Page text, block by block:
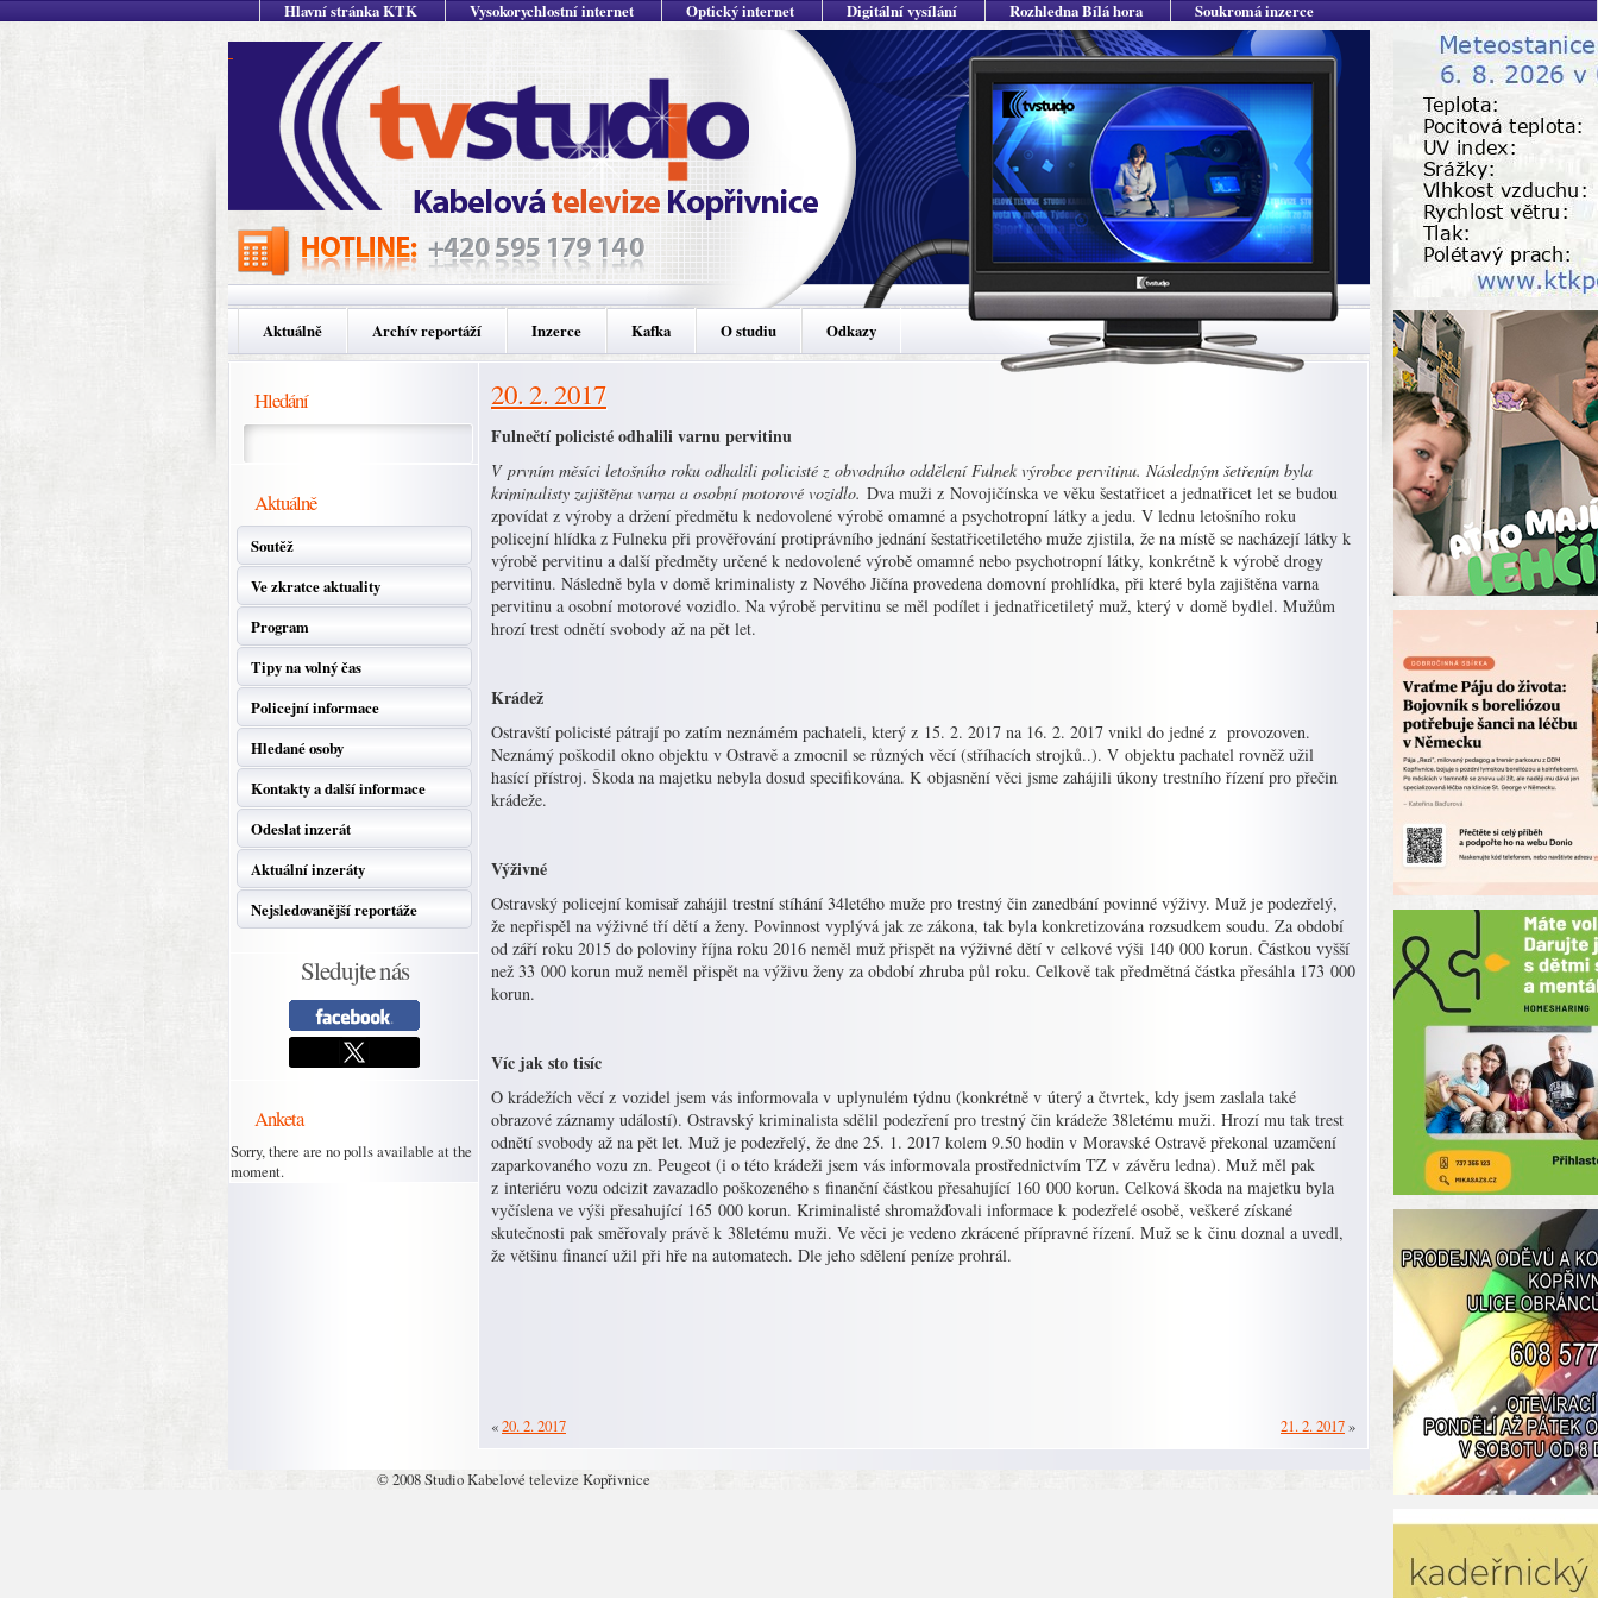
Hlavní stránka KTK Vysokorychlostní internet Optický internet Digitální vysílání Rozhledna Bílá hora Soukromá inzerce
Aktuálně Archív reportáží Inzerce Kafka O studiu Odkazy
Hledání
Aktuálně
Soutěž
Ve zkratce aktuality
Program
Tipy na volný čas
Policejní informace
Hledané osoby
Kontakty a další informace
Odeslat inzerát
Aktuální inzeráty
Nejsledovanější reportáže
Sledujte nás
Anketa
Sorry, there are no polls available at the
moment.
20. 2. 2017
Fulnečtí policisté odhalili varnu pervitinu
V prvním měsíci letošního roku odhalili policisté z obvodního oddělení Fulnek výrobce pervitinu. Následným šetřením byla
kriminalisty zajištěna varna a osobní motorové vozidlo. Dva muži z Novojičínska ve věku šestatřicet a jednatřicet let se budou
zpovídat z výroby a držení předmětu k nedovolené výrobě omamné a psychotropní látky a jedu. V lednu letošního roku
policejní hlídka z Fulneku při prověřování protiprávního jednání šestatřicetiletého muže zjistila, že na místě se nacházejí látky k
výrobě pervitinu a další předměty určené k nedovolené výrobě omamné nebo psychotropní látky, konkrétně k výrobě drogy
pervitinu. Následně byla v domě kriminalisty z Nového Jičína provedena domovní prohlídka, při které byla zajištěna varna
pervitinu a osobní motorové vozidlo. Na výrobě pervitinu se měl podílet i jednatřicetiletý muž, který v domě bydlel. Mužům
hrozí trest odnětí svobody až na pět let.
Krádež
Ostravští policisté pátrají po zatím neznámém pachateli, který z 15. 2. 2017 na 16. 2. 2017 vnikl do jedné z provozoven.
Neznámý poškodil okno objektu v Ostravě a zmocnil se různých věcí (stříhacích strojků..). V objektu pachatel rovněž užil
hasící přístroj. Škoda na majetku nebyla dosud specifikována. K objasnění věci jsme zahájili úkony trestního řízení pro přečin
krádeže.
Výživné
Ostravský policejní komisař zahájil trestní stíhání 34letého muže pro trestný čin zanedbání povinné výživy. Muž je podezřelý,
že nepřispěl na výživné tří dětí a ženy. Povinnost vyplývá jak ze zákona, tak byla konkretizována rozsudkem soudu. Za období
od září roku 2015 do poloviny října roku 2016 neměl muž přispět na výživné dětí v celkové výši 140 000 korun. Částkou vyšší
než 33 000 korun muž neměl přispět na výživu ženy za období zhruba půl roku. Celkově tak předmětná částka přesáhla 173 000
korun.
Víc jak sto tisíc
O krádežích věcí z vozidel jsem vás informovala v uplynulém týdnu (konkrétně v úterý a čtvrtek, kdy jsem zaslala také
obrazové záznamy událostí). Ostravský kriminalista sdělil podezření pro trestný čin krádeže 38letému muži. Hrozí mu tak trest
odnětí svobody až na pět let. Muž je podezřelý, že dne 25. 1. 2017 kolem 9.50 hodin v Moravské Ostravě překonal uzamčení
zaparkovaného vozu zn. Peugeot (i o této krádeži jsem vás informovala prostřednictvím TZ v závěru ledna). Muž měl pak
z interiéru vozu odcizit zavazadlo poškozeného s finanční částkou přesahující 160 000 korun. Celková škoda na majetku byla
vyčíslena ve výši přesahující 165 000 korun. Kriminalisté shromažďovali informace k podezřelé osobě, veškeré získané
skutečnosti pak směřovaly právě k 38letému muži. Ve věci je vedeno zkrácené přípravné řízení. Muž se k činu doznal a uvedl,
že většinu financí užil při hře na automatech. Dle jeho sdělení peníze prohrál.
«20. 2. 2017 21. 2. 2017»
© 2008 Studio Kabelové televize Kopřivnice